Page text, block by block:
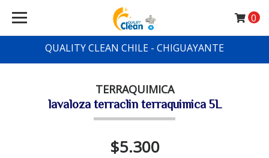
QUALITY CLEAN CHILE - CHIGUAYANTE
0
TERRAQUIMICA
lavaloza terraclin terraquimica 5L
$5.300